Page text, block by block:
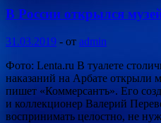
В России открылся
31.03.2019 - от admin
Фото: Lenta.ru В туалете
наказаний на Арбате открыли
пишет «Коммерсантъ». Его
и коллекционер Валерий
воспринимать целостно, не